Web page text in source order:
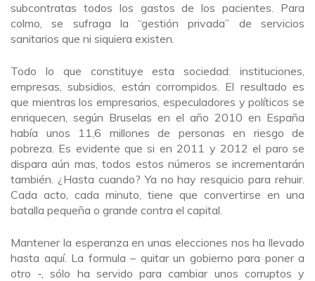
subcontratas todos los gastos de los pacientes. Para
colmo, se sufraga la “gestión privada” de servicios
sanitarios que ni siquiera existen.
Todo lo que constituye esta sociedad: instituciones,
empresas, subsidios, están corrompidos. El resultado es
que mientras los empresarios, especuladores y políticos se
enriquecen, según Bruselas en el año 2010 en España
había unos 11,6 millones de personas en riesgo de
pobreza. Es evidente que si en 2011 y 2012 el paro se
dispara aún mas, todos estos números se incrementarán
también. ¿Hasta cuando? Ya no hay resquicio para rehuir.
Cada acto, cada minuto, tiene que convertirse en una
batalla pequeña o grande contra el capital.
Mantener la esperanza en unas elecciones nos ha llevado
hasta aquí. La formula – quitar un gobierno para poner a
otro -, sólo ha servido para cambiar unos corruptos y